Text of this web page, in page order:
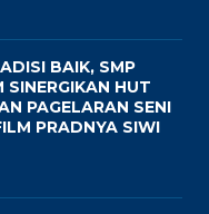
BAIK, SMP
SINERGIKAN HUT
PAGELARAN SENI
PRADNYA SIWI